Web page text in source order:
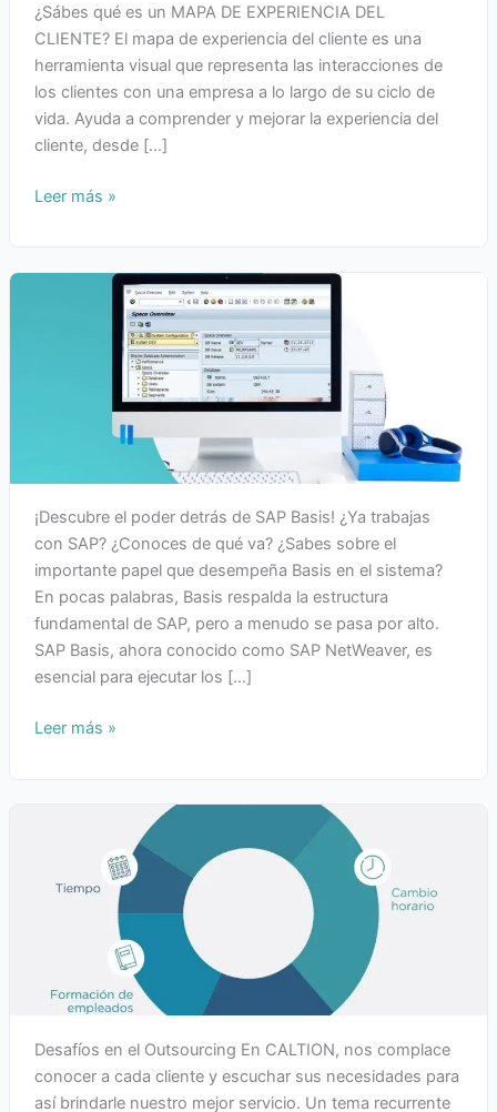
¿Sábes qué es un MAPA DE EXPERIENCIA DEL
CLIENTE? El mapa de experiencia del cliente es una
herramienta visual que representa las interacciones de
los clientes con una empresa a lo largo de su ciclo de
vida. Ayuda a comprender y mejorar la experiencia del
cliente, desde […]
Leer más »
¡Descubre el poder detrás de SAP Basis! ¿Ya trabajas
con SAP? ¿Conoces de qué va? ¿Sabes sobre el
importante papel que desempeña Basis en el sistema?
En pocas palabras, Basis respalda la estructura
fundamental de SAP, pero a menudo se pasa por alto.
SAP Basis, ahora conocido como SAP NetWeaver, es
esencial para ejecutar los […]
Leer más »
Desafíos en el Outsourcing En CALTION, nos complace
conocer a cada cliente y escuchar sus necesidades para
así brindarle nuestro mejor servicio. Un tema recurrente